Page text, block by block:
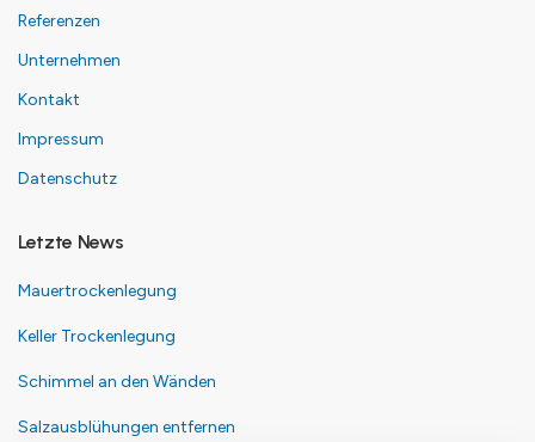
Referenzen
Unternehmen
Kontakt
Impressum
Datenschutz
Letzte News
Mauertrockenlegung
Keller Trockenlegung
Schimmel an den Wänden
Salzausblühungen entfernen